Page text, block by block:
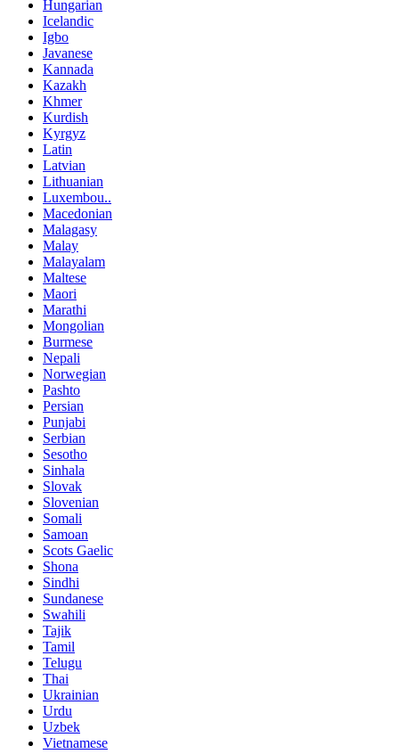
Hungarian
Icelandic
Igbo
Javanese
Kannada
Kazakh
Khmer
Kurdish
Kyrgyz
Latin
Latvian
Lithuanian
Luxembou..
Macedonian
Malagasy
Malay
Malayalam
Maltese
Maori
Marathi
Mongolian
Burmese
Nepali
Norwegian
Pashto
Persian
Punjabi
Serbian
Sesotho
Sinhala
Slovak
Slovenian
Somali
Samoan
Scots Gaelic
Shona
Sindhi
Sundanese
Swahili
Tajik
Tamil
Telugu
Thai
Ukrainian
Urdu
Uzbek
Vietnamese